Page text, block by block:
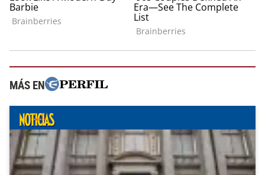
MÁS EN